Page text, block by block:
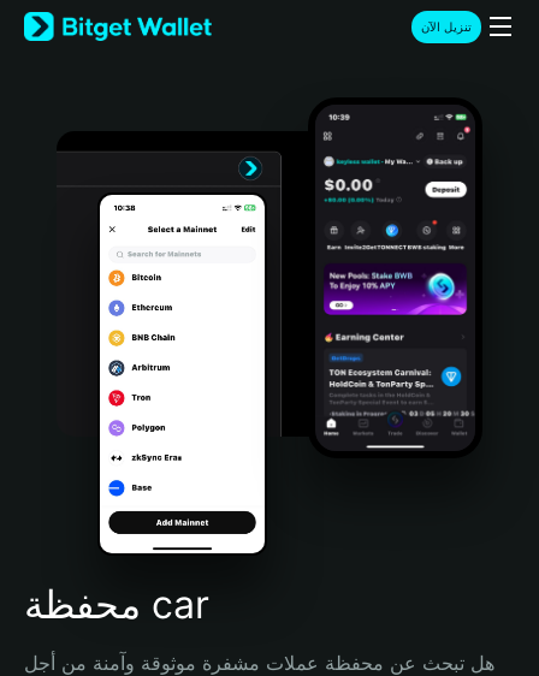
English
日本語
Türkçe
Português (Portugal)
Bahasa Indonesia
Português (Brasil)
Español (Argentina)
تنزيل الآن
محفظة car
هل تبحث عن محفظة عملات مشفرة موثوقة وآمنة من أجل